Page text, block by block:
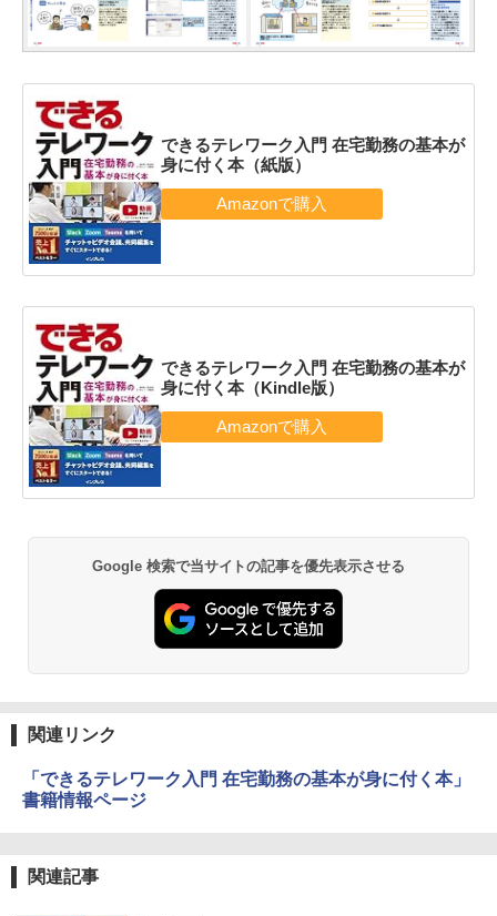
できるテレワーク入門 在宅勤務の基本が
身に付く本（紙版）
できるテレワーク入門 在宅勤務の基本が
身に付く本（Kindle版）
Google 検索で当サイトの記事を優先表示させる
関連リンク
「できるテレワーク入門 在宅勤務の基本が身に付く本」
書籍情報ページ
関連記事